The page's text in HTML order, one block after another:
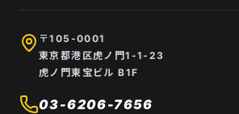
〒105-0001
東京都港区虎ノ門1-1-23
虎ノ門東宝ビル B1F
03-6206-7656